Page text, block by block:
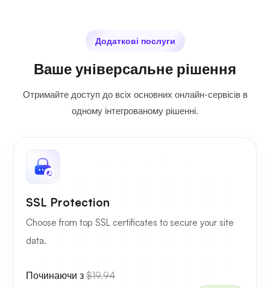
Додаткові послуги
Ваше універсальне рішення
Отримайте доступ до всіх основних онлайн-сервісів в
одному інтегрованому рішенні.
SSL Protection
Choose from top SSL certificates to secure your site
data.
Починаючи з $19.94